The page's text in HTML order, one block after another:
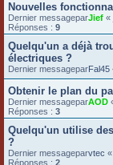
Nouvelles
Dernier messageparJief «
Réponses : 9
Quelqu'un a déjà
électriques ?
Dernier messageparFal45
Obtenir le plan du
Dernier messageparAOD
Réponses : 3
Quelqu'un utilise
?
Dernier messageparvtec «
Réponses : 2